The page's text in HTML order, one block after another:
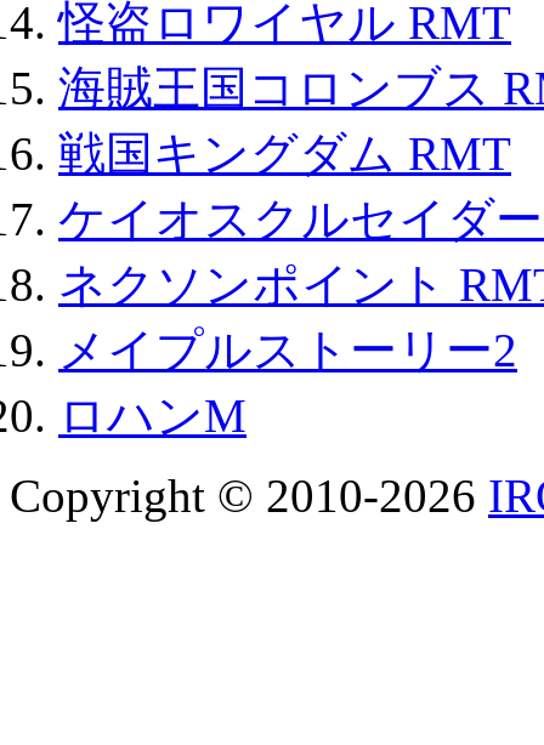
怪盗ロワイヤル RMT
海賊王国コロンブス
戦国キングダム RMT
ケイオスクルセイダ
ネクソンポイント
メイプルストーリー2
ロハンM
Copyright © 2010-2026